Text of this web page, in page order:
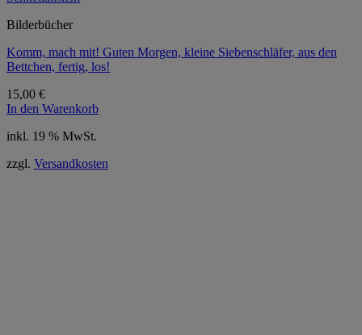
Bilderbücher
Komm, mach mit! Guten Morgen, kleine Siebenschläfer, aus den
Bettchen, fertig, los!
15,00 €
In den Warenkorb
inkl. 19 % MwSt.
zzgl. Versandkosten